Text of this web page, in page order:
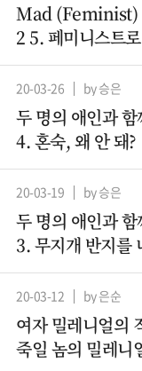
Mad (Feminist)
2 5. 페미니스트
살아남기
20-03-26 by 승은
두 명의 애인과
4. 혼숙, 왜 안 돼?
20-03-19 by 승은
두 명의 애인과
3. 무지개 반지를
20-03-12 by 은순
여자 밀레니얼의
죽일 놈의 밀레니